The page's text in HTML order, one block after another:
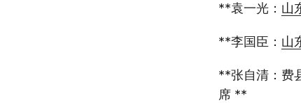
**袁一光： 山
**李国臣： 山
**张自清：费
席 **